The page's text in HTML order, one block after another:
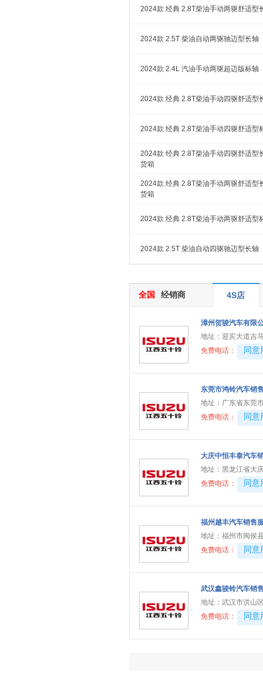
2024款 经典 2.8T柴油手动两驱舒适型
2024款 2.5T 柴油自动两驱驰迈型长轴
2024款 2.4L 汽油手动两驱超迈版标轴
2024款 经典 2.8T柴油手动四驱舒适型
2024款 经典 2.8T柴油手动四驱舒适型
2024款 经典 2.8T柴油手动四驱舒适型
货箱
2024款 经典 2.8T柴油手动两驱舒适型
货箱
2024款 经典 2.8T柴油手动两驱舒适型
2024款 2.5T 柴油自动四驱驰迈型长轴
全国 经销商 4S店
漳州贺骏汽车有限
地址： 迎宾大道吉
免费电话：
同
东莞市鸿铃汽车销
地址： 广东省东莞
免费电话：
同
大庆中恒丰泰汽车
地址： 黑龙江省大
免费电话：
同
福州越丰汽车销售
地址： 福州市闽侯
免费电话：
同
武汉鑫骏铃汽车销
地址： 武汉市洪山
免费电话：
同